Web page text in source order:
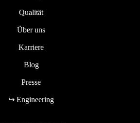
Qualität
Über uns
Karriere
Blog
Presse
↪ Engineering